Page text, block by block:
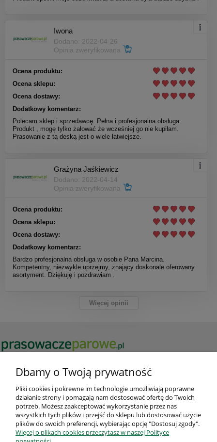
Iwona
Dodano: 2022-04-26
Opinia zweryfikowana
Ocena produktu:
Ocena sklepu:
Ocena dostawy:
Dodatkowy komentarz:
Polecam sklep i sprzedawcę. Pełna i profesjonalna obsługa.
Produkt , mogę tylko żałować że wcześniej go nie kupiłam.
Prasowanie z tą deską jest o wiele łatwiejsze.
Grażyna Jaśkiewicz
Dodano: 2022-04-14
Opinia zweryfikowana
Ocena produktu:
Ocena sklepu:
Ocena dostawy:
Dodatkowy komentarz:
Bardzo profesjonalna obsługa w osobie Pana Marcina.
Kompetentny, niezwykle uprzejmy, znający doskonale oferowany
asortyment. Dziękuję i pozdrawiam .
Więcej opinii
Potrzebujesz pomocy? Zadzwoń!
+48 606 377 000
Dbamy o Twoją prywatność
Pliki cookies i pokrewne im technologie umożliwiają poprawne
działanie strony i pomagają nam dostosować ofertę do Twoich
potrzeb. Możesz zaakceptować wykorzystanie przez nas
wszystkich tych plików i przejść do sklepu lub dostosować użycie
plików do swoich preferencji, wybierając opcję "Dostosuj zgody".
Więcej o plikach cookies przeczytasz w naszej Polityce